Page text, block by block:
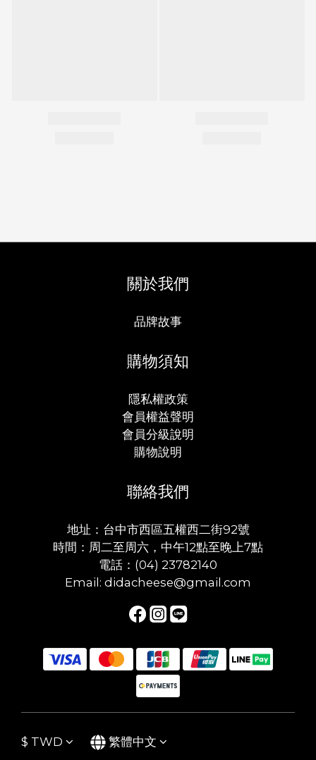
關於我們
品牌故事
購物須知
隱私權政策
會員權益聲明
會員分級說明
購物說明
聯絡我們
地址：台中市西區五權西二街92號
時間：周二至周六，中午12點至晚上7點
電話：(04) 23782140
Email: didacheese@gmail.com
$ TWD 繁體中文